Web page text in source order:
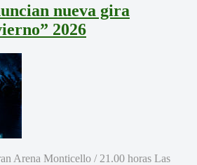
nueva gira
2026
Arena Monticello / 21.00 horas Las